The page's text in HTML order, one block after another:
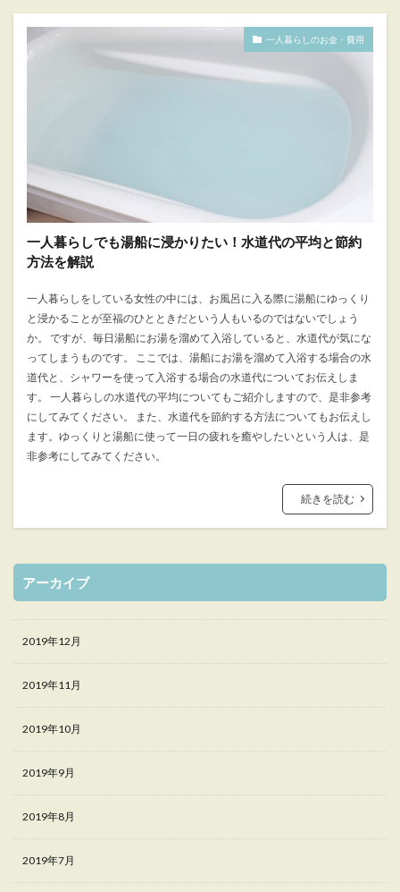
一人暮らしのお金・費用
一人暮らしでも湯船に浸かりたい！水道代の平均と節約
方法を解説
一人暮らしをしている女性の中には、お風呂に入る際に湯船にゆっくり
と浸かることが至福のひとときだという人もいるのではないでしょう
か。 ですが、毎日湯船にお湯を溜めて入浴していると、水道代が気にな
ってしまうものです。 ここでは、湯船にお湯を溜めて入浴する場合の水
道代と、シャワーを使って入浴する場合の水道代についてお伝えしま
す。 一人暮らしの水道代の平均についてもご紹介しますので、是非参考
にしてみてください。 また、水道代を節約する方法についてもお伝えし
ます。ゆっくりと湯船に使って一日の疲れを癒やしたいという人は、是
非参考にしてみてください。
続きを読む
アーカイブ
2019年12月
2019年11月
2019年10月
2019年9月
2019年8月
2019年7月